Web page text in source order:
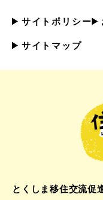
サイトポリシー
サイトマップ
とくしま移住交流促